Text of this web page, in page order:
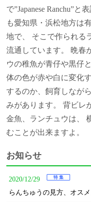
で”Japanese Ranchu”と
も愛知県・浜松地方は
地で、 そこで作られる
流通しています。 晩春
ウの稚魚が青仔や黒仔
体の色が赤や白に変化
するのか、飼育しなが
みがあります。背ビレ
金魚、ランチュウは、
むことが出来ますよ。
お知らせ
2020/12/29
らんちゅうの見方、オス